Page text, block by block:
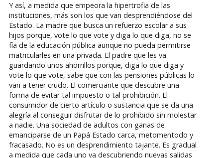
Y así, a medida que empeora la hipertrofia de las
instituciones, más son los que van desprendiéndose del
Estado. La madre que busca un refuerzo escolar a sus
hijos porque, vote lo que vote y diga lo que diga, no se
fía de la educación pública aunque no pueda permitirse
matricularles en una privada. El padre que les va
guardando unos ahorrillos porque, diga lo que diga y
vote lo que vote, sabe que con las pensiones públicas lo
van a tener crudo. El comerciante que descubre una
forma de evitar tal impuesto o tal prohibición. El
consumidor de cierto artículo o sustancia que se da una
alegría al conseguir disfrutar de lo prohibido sin molestar
a nadie. Una sociedad de adultos con ganas de
emanciparse de un Papá Estado carca, metomentodo y
fracasado. No es un desprendimiento tajante. Es gradual
a medida que cada uno va descubriendo nuevas salidas